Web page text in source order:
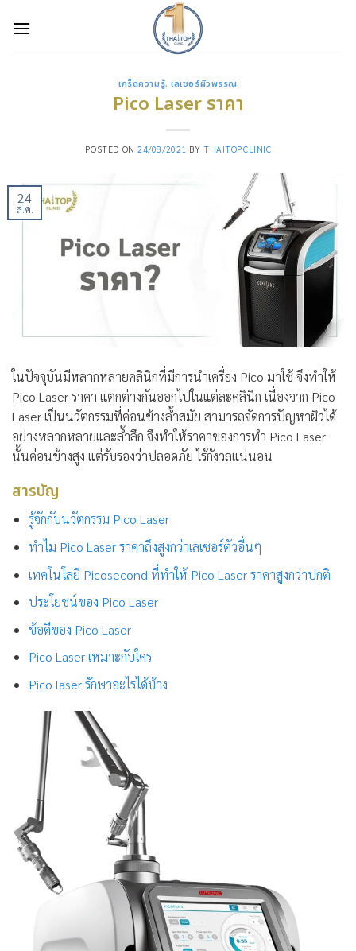
เกร็ดความรู้,เลเซอร์ผิวพรรณ
Pico Laser ราคา
POSTED ON24/08/2021 BYTHAITOPCLINIC
24
ส.ค.
ในปัจจุบันมีหลากหลายคลินิกที่มีการนำเครื่อง Pico มาใช้ จึงทำให้
Pico Laser ราคา แตกต่างกันออกไปในแต่ละคลินิก เนื่องจาก Pico
Laser เป็นนวัตกรรมที่ค่อนข้างล้ำสมัย สามารถจัดการปัญหาผิวได้
อย่างหลากหลายและล้ำลึก จึงทำให้ราคาของการทำ Pico Laser
นั้นค่อนข้างสูง แต่รับรองว่าปลอดภัย ไร้กังวลแน่นอน
สารบัญ
รู้จักกับนวัตกรรม Pico Laser
ทำไม Pico Laser ราคาถึงสูงกว่าเลเซอร์ตัวอื่นๆ
เทคโนโลยี Picosecond ที่ทำให้ Pico Laser ราคาสูงกว่าปกติ
ประโยชน์ของ Pico Laser
ข้อดีของ Pico Laser
Pico Laser เหมาะกับใคร
Pico laser รักษาอะไรได้บ้าง